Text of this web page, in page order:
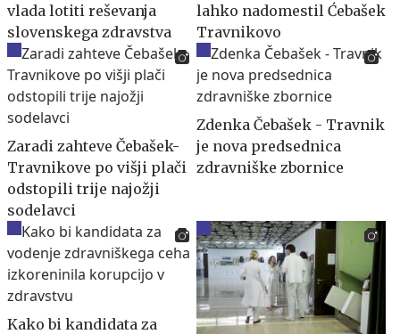
vlada lotiti reševanja
slovenskega zdravstva
lahko nadomestil Ćebašek
Travnikovo
Zaradi zahteve Čebašek-
Travnikove po višji plači
odstopili trije najožji
sodelavci
Zdenka Čebašek - Travnik
je nova predsednica
zdravniške zbornice
Kako bi kandidata za